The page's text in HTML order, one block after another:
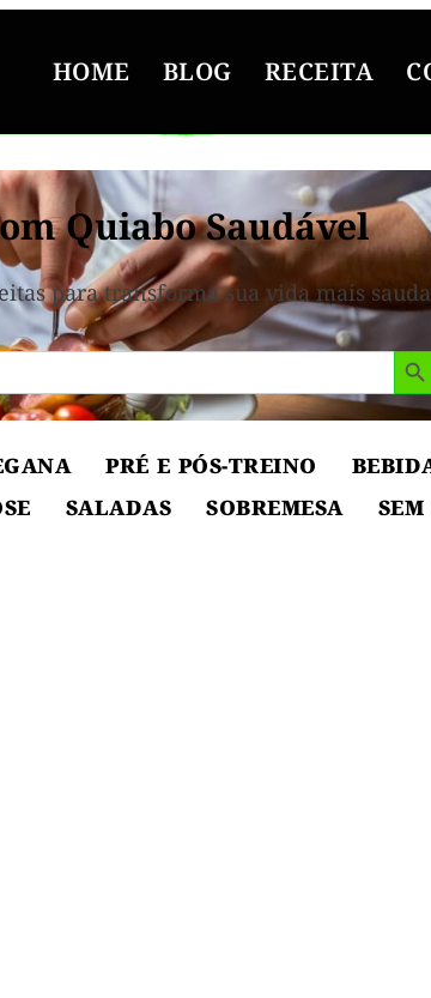
HOME BLOG RECEITA
Quiabo Saudável
para transforma sua vida mais
Search
PRÉ E PÓS-TREINO
SALADAS SOBREMESA